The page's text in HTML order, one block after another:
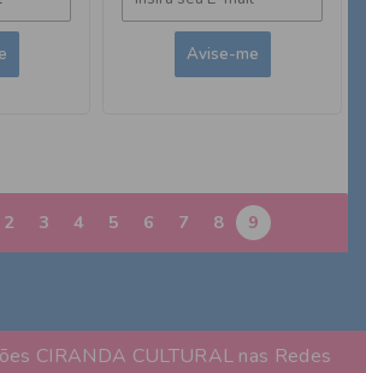
2 3 4 5 6 7 8 9
CIRANDA CULTURAL nas Redes